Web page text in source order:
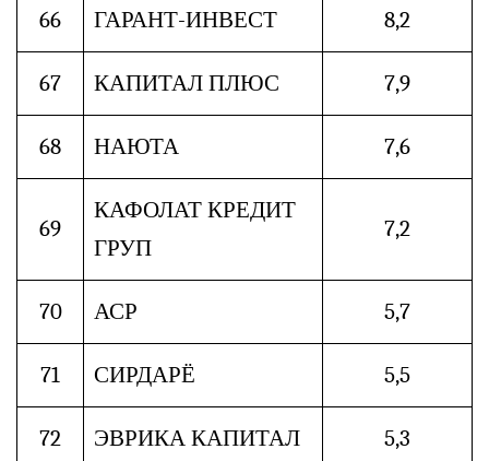
66 ГАРАНТ-ИНВЕСТ 8,2
67 КАПИТАЛ ПЛЮС 7,9
68 НАЮТА 7,6
69
КАФОЛАТ КРЕДИТ
ГРУП
7,2
70 АСР 5,7
71 СИРДАРЁ 5,5
72 ЭВРИКА КАПИТАЛ 5,3